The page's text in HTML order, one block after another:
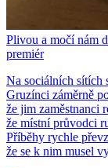
Plivou a močí nám
premiér
Na sociálních sítích
Gruzínci záměrně
že jim zaměstnanci
že místní průvodci
Příběhy rychle
že se k nim musel